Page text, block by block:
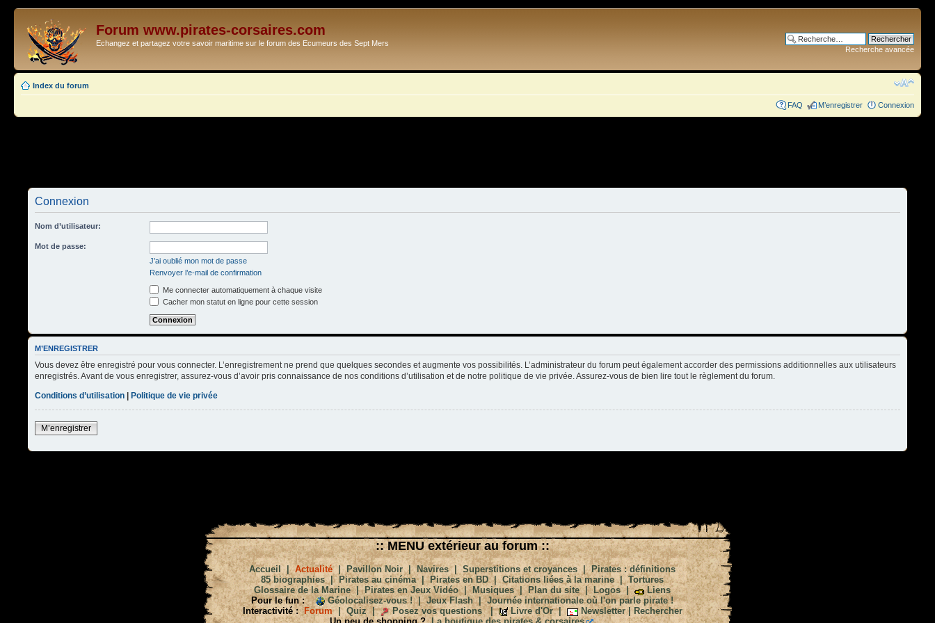
Forum www.pirates-corsaires.com
Echangez et partagez votre savoir maritime sur le forum des Ecumeurs des Sept Mers
Recherche avancée
Index du forum
FAQ M’enregistrer Connexion
Connexion
Nom d’utilisateur:
Mot de passe:
J’ai oublié mon mot de passe
Renvoyer l’e-mail de confirmation
Me connecter automatiquement à chaque visite
Cacher mon statut en ligne pour cette session
M’ENREGISTRER
Vous devez être enregistré pour vous connecter. L’enregistrement ne prend que quelques secondes et augmente vos possibilités. L’administrateur du forum peut également accorder des permissions additionnelles aux utilisateurs
enregistrés. Avant de vous enregistrer, assurez-vous d’avoir pris connaissance de nos conditions d’utilisation et de notre politique de vie privée. Assurez-vous de bien lire tout le règlement du forum.
Conditions d’utilisation | Politique de vie privée
M’enregistrer
:: MENU extérieur au forum ::
Accueil|Actualité|Pavillon Noir|Navires|Superstitions et croyances|Pirates : définitions
85 biographies| Pirates au cinéma|Pirates en BD|Citations liées à la marine|Tortures
Glossaire de la Marine|Pirates en Jeux Vidéo|Musiques|Plan du site|Logos|
Liens
Pour le fun :
Géolocalisez-vous !|Jeux Flash|Journée internationale où l'on parle pirate !
Interactivité : Forum| Quiz| Posez vos questions| Livre d'Or| Newsletter| Rechercher